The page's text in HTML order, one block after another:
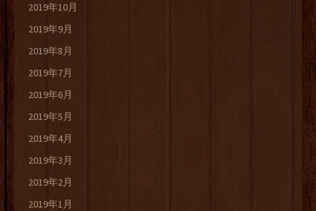
2019年10月
2019年9月
2019年8月
2019年7月
2019年6月
2019年5月
2019年4月
2019年3月
2019年2月
2019年1月